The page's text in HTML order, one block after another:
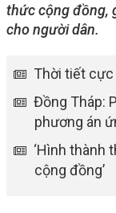
thức cộng đồng,
cho người dân.
Thời tiết cực
Đồng Tháp:
phương án
‘Hình thành
cộng đồng’